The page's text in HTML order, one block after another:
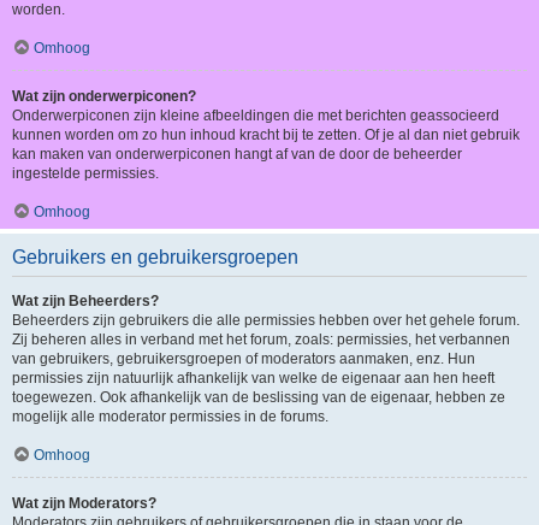
worden.
Omhoog
Wat zijn onderwerpiconen?
Onderwerpiconen zijn kleine afbeeldingen die met berichten geassocieerd
kunnen worden om zo hun inhoud kracht bij te zetten. Of je al dan niet gebruik
kan maken van onderwerpiconen hangt af van de door de beheerder
ingestelde permissies.
Omhoog
Gebruikers en gebruikersgroepen
Wat zijn Beheerders?
Beheerders zijn gebruikers die alle permissies hebben over het gehele forum.
Zij beheren alles in verband met het forum, zoals: permissies, het verbannen
van gebruikers, gebruikersgroepen of moderators aanmaken, enz. Hun
permissies zijn natuurlijk afhankelijk van welke de eigenaar aan hen heeft
toegewezen. Ook afhankelijk van de beslissing van de eigenaar, hebben ze
mogelijk alle moderator permissies in de forums.
Omhoog
Wat zijn Moderators?